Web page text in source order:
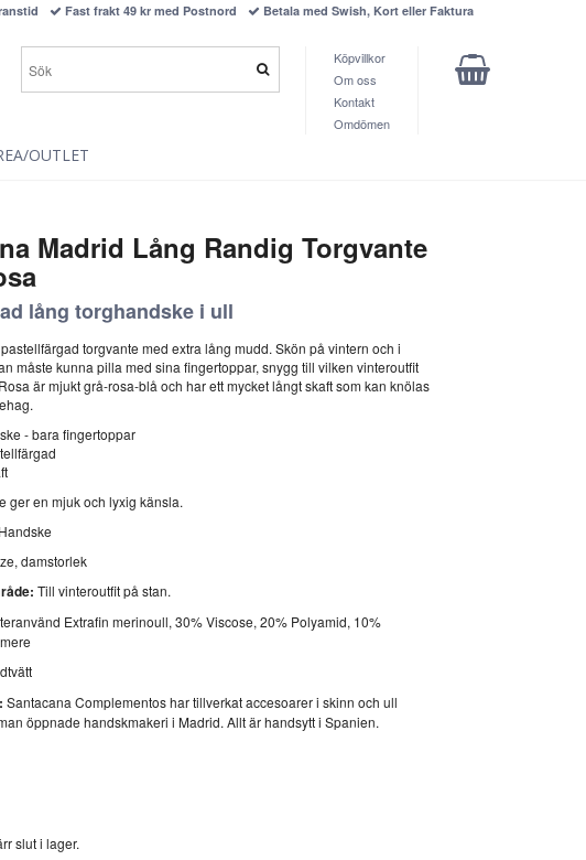
Madrid Lång Randig Torgvante
lång torghandske i ull
torgvante med extra lång mudd. Skön på vintern och i
måste kunna pilla med sina fingertoppar, snygg till vilken vinteroutfit
är mjukt grå-rosa-blå och har ett mycket långt skaft som kan knölas
- bara fingertoppar
ger en mjuk och lyxig känsla.
damstorlek
Till vinteroutfit på stan.
Extrafin merinoull, 30% Viscose, 20% Polyamid, 10%
Santacana Complementos har tillverkat accesoarer i skinn och ull
öppnade handskmakeri i Madrid. Allt är handsytt i Spanien.
slut i lager.
Fast frakt 49 kr med Postnord Betala med Swish, Kort eller Faktura
Köpvillkor
Om oss
Kontakt
Omdömen
OUTLET